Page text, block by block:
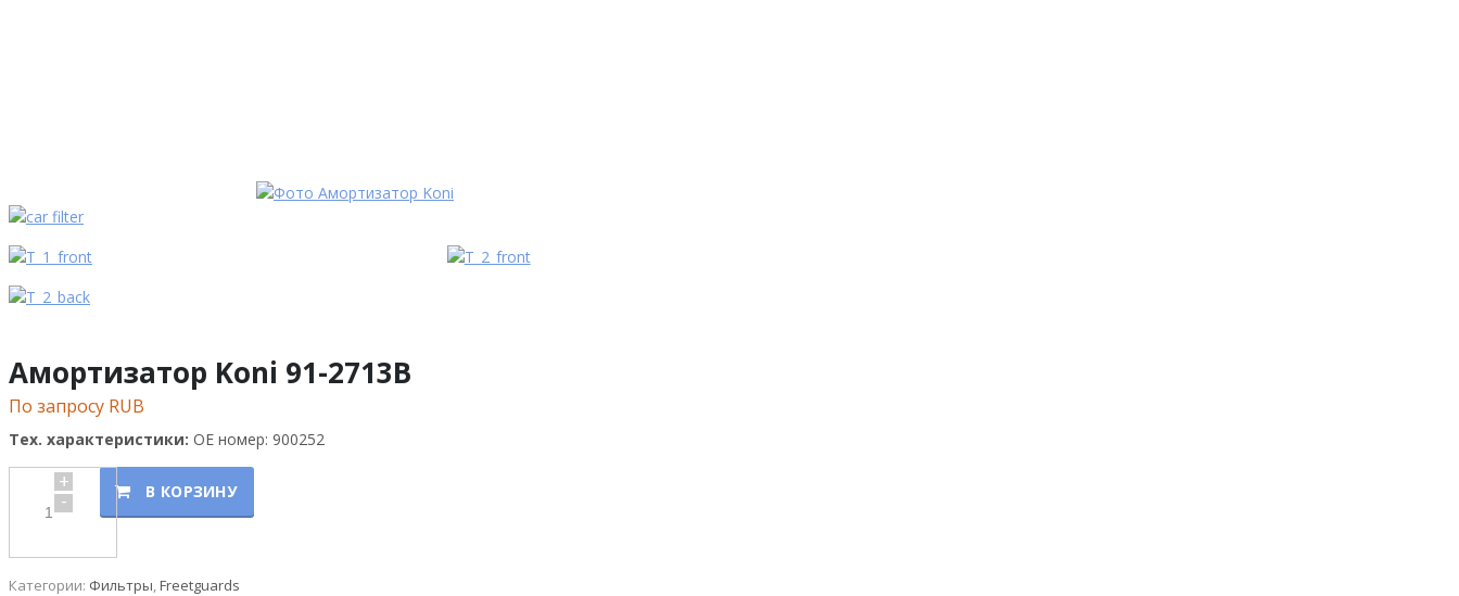
Амортизатор Koni 91-2713B
По запросу RUB
Тех. характеристики: OE номер: 900252
+
- В КОРЗИНУ
Категории: Фильтры,Freetguards